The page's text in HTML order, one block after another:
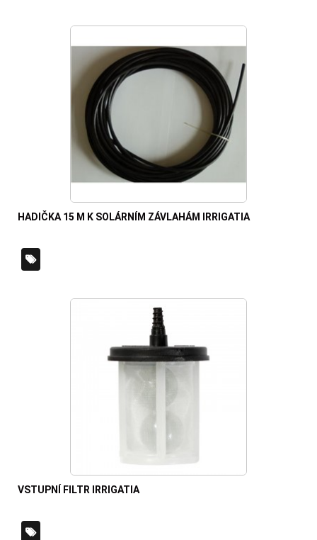
HADIČKA 15 M K SOLÁRNÍM ZÁVLAHÁM IRRIGATIA
VSTUPNÍ FILTR IRRIGATIA